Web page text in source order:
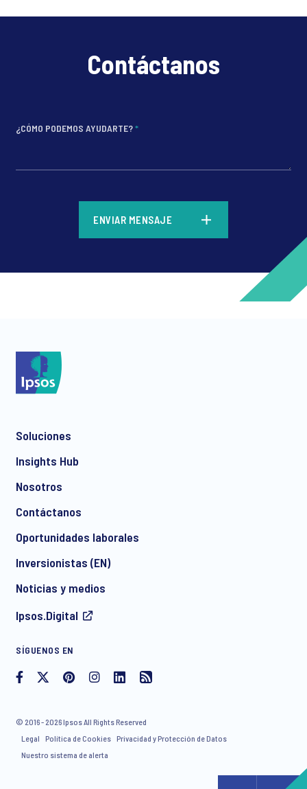
Contáctanos
¿CÓMO PODEMOS AYUDARTE?*
communication about products and services including
withdraw your consent at any time with effect for the future.
ENVIAR MENSAJE
Soluciones
Insights Hub
Nosotros
Contáctanos
Oportunidades laborales
Inversionistas (EN)
Noticias y medios
Ipsos.Digital
SÍGUENOS EN
© 2016 - 2026 Ipsos All Rights Reserved
Legal
Política de Cookies Privacidad y Protección de Datos
Nuestro sistema de alerta